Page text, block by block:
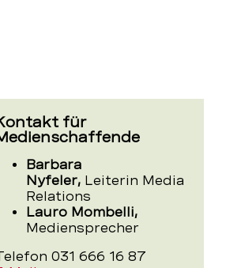
für
Barbara
Nyfeler, Leiterin Media
Relations
Lauro Mombelli,
Mediensprecher
031 666 16 87